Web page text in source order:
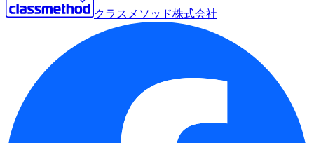
クラスメソッド株式会社